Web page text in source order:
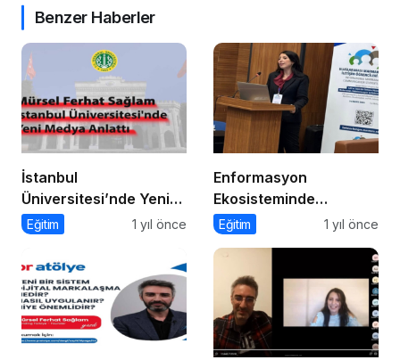
Benzer Haberler
İstanbul
Üniversitesi’nde Yeni
Medya ve Dergicilik
Eğitim 1 yıl önce
Enformasyon
Ekosisteminde
Dezenformasyon ve
Eğitim 1 yıl önce